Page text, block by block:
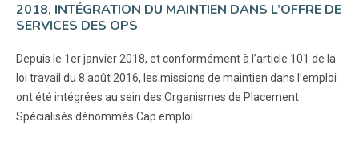
2018, INTÉGRATION DU MAINTIEN DANS L’OFFRE DE
SERVICES DES OPS
Depuis le 1er janvier 2018, et conformément à l’article 101 de la
loi travail du 8 août 2016, les missions de maintien dans l’emploi
ont été intégrées au sein des Organismes de Placement
Spécialisés dénommés Cap emploi.